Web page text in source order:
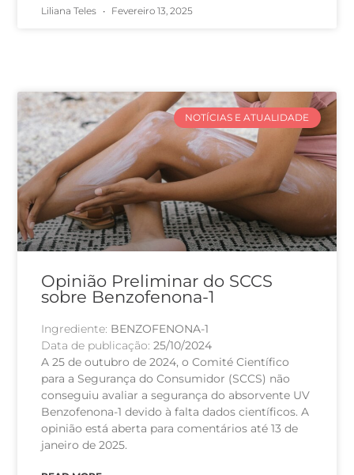
Liliana Teles Fevereiro 13, 2025
NOTÍCIAS E ATUALIDADE
Opinião Preliminar do SCCS
sobre Benzofenona-1
Ingrediente: BENZOFENONA-1
Data de publicação:25/10/2024
A 25 de outubro de 2024, o Comité Científico
para a Segurança do Consumidor (SCCS) não
conseguiu avaliar a segurança do absorvente UV
Benzofenona-1 devido à falta dados científicos. A
opinião está aberta para comentários até 13 de
janeiro de 2025.